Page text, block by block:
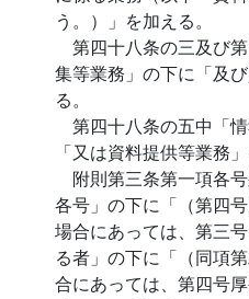
う。）」を加える。
第四十八条の三及び
集等業務」の下に「及
る。
第四十八条の五中「
「又は資料提供等業務」
附則第三条第一項各
各号」の下に「（第四
場合にあっては、第三
る者」の下に「（同項
合にあっては、第四号